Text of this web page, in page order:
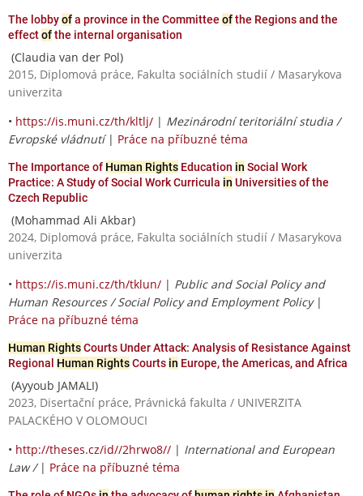
The lobbyofa province in the Committee ofthe Regions and the
effectofthe internal organisation
(Claudia van der Pol)
2015, Diplomová práce, Fakulta sociálních studií / Masarykova
univerzita
• https://is.muni.cz/th/kltlj/ | Mezinárodní teritoriální studia /
Evropské vládnutí| Práce na příbuzné téma
The Importance of Human Rights Education in Social Work
Practice: A Study of Social Work Curricula in Universities of the
Czech Republic
(Mohammad Ali Akbar)
2024, Diplomová práce, Fakulta sociálních studií / Masarykova
univerzita
• https://is.muni.cz/th/tklun/ | Public and Social Policy and
Human Resources / Social Policy and Employment Policy|
Práce na příbuzné téma
Human RightsCourts Under Attack: Analysis of Resistance Against
Regional Human RightsCourts in Europe, the Americas, and Africa
(Ayyoub JAMALI)
2023, Disertační práce, Právnická fakulta / UNIVERZITA
PALACKÉHO V OLOMOUCI
• http://theses.cz/id//2hrwo8// | International and European
Law / | Práce na příbuzné téma